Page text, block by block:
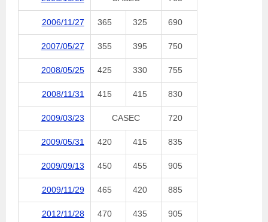
2006/11/27 365 325 690
2007/05/27 355 395 750
2008/05/25 425 330 755
2008/11/31 415 415 830
2009/03/23 CASEC 720
2009/05/31 420 415 835
2009/09/13 450 455 905
2009/11/29 465 420 885
2012/11/28 470 435 905